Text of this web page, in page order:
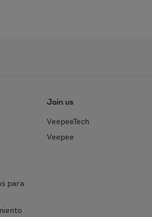
para
Join us
VeepeeTech
Veepee